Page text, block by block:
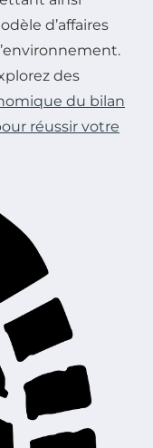
d’affaires
des
du bilan
réussir votre